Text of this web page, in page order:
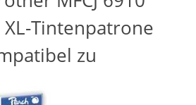
XL-Tintenpatrone
zu